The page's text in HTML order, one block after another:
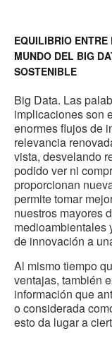
EQUILIBRIO ENTRE
MUNDO DEL BIG
SOSTENIBLE
Big Data. Las
implicaciones son
enormes flujos de
relevancia
vista, desvelando
podido ver ni
proporcionan
permite tomar
nuestros mayores
medioambientales
de innovación a
Al mismo tiempo
ventajas, también
información que
o considerada
esto da lugar a